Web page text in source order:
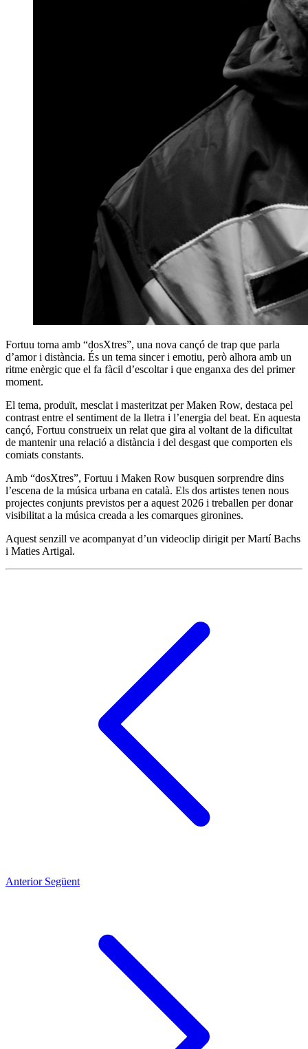
Fortuu torna amb “dosXtres”, una nova cançó de trap que parla
d’amor i distància. És un tema sincer i emotiu, però alhora amb un
ritme enèrgic que el fa fàcil d’escoltar i que enganxa des del primer
moment.
El tema, produït, mesclat i masteritzat per Maken Row, destaca pel
contrast entre el sentiment de la lletra i l’energia del beat. En aquesta
cançó, Fortuu construeix un relat que gira al voltant de la dificultat
de mantenir una relació a distància i del desgast que comporten els
comiats constants.
Amb “dosXtres”, Fortuu i Maken Row busquen sorprendre dins
l’escena de la música urbana en català. Els dos artistes tenen nous
projectes conjunts previstos per a aquest 2026 i treballen per donar
visibilitat a la música creada a les comarques gironines.
Aquest senzill ve acompanyat d’un videoclip dirigit per Martí Bachs
i Maties Artigal.
Anterior Següent